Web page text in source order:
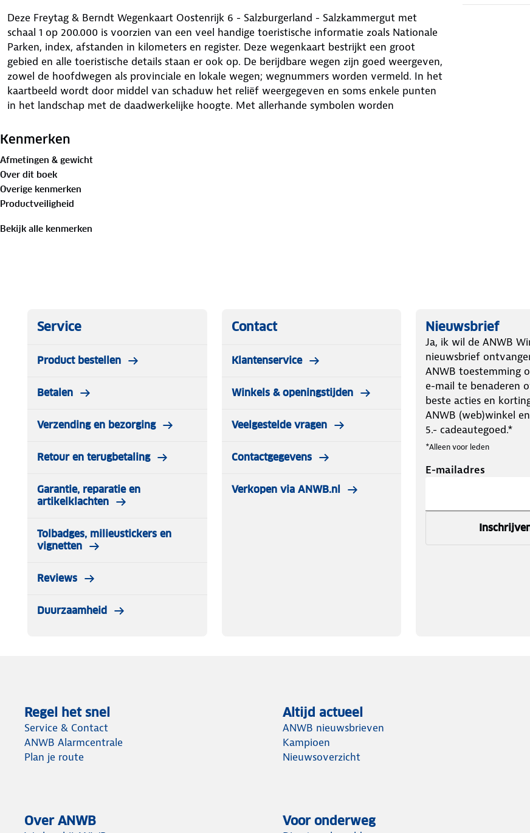
Deze Freytag & Berndt Wegenkaart Oostenrijk 6 - Salzburgerland - Salzkammergut met
schaal 1 op 200.000 is voorzien van een veel handige toeristische informatie zoals Nationale
Parken, index, afstanden in kilometers en register. Deze wegenkaart bestrijkt een groot
gebied en alle toeristische details staan er ook op. De berijdbare wegen zijn goed weergeven,
zowel de hoofdwegen als provinciale en lokale wegen; wegnummers worden vermeld. In het
kaartbeeld wordt door middel van schaduw het reliëf weergegeven en soms enkele punten
in het landschap met de daadwerkelijke hoogte. Met allerhande symbolen worden
Kenmerken
Afmetingen & gewicht
Over dit boek
Overige kenmerken
Productveiligheid
Bekijk alle kenmerken
Service
Product bestellen
Betalen
Verzending en bezorging
Retour en terugbetaling
Garantie, reparatie en
artikelklachten
Tolbadges, milieustickers en
vignetten
Reviews
Duurzaamheid
Contact
Klantenservice
Winkels & openingstijden
Veelgestelde vragen
Contactgegevens
Verkopen via ANWB.nl
Nieuwsbrief
Ja, ik wil de ANWB
nieuwsbrief
ANWB toestemming
e-mail te benaderen
beste acties en
ANWB (web)winkel
5.- cadeautegoed.*
*Alleen voor leden
E-mailadres
Regel het snel
Service & Contact
ANWB Alarmcentrale
Plan je route
Altijd actueel
ANWB nieuwsbrieven
Kampioen
Nieuwsoverzicht
Over ANWB Voor onderweg